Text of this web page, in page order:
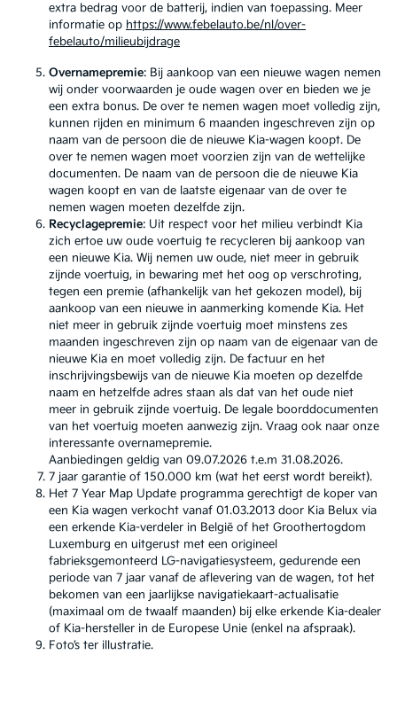
extra bedrag voor de batterij, indien van toepassing. Meer
informatie op https://www.febelauto.be/nl/over-
febelauto/milieubijdrage
Overnamepremie: Bij aankoop van een nieuwe wagen nemen
wij onder voorwaarden je oude wagen over en bieden we je
een extra bonus. De over te nemen wagen moet volledig zijn,
kunnen rijden en minimum 6 maanden ingeschreven zijn op
naam van de persoon die de nieuwe Kia-wagen koopt. De
over te nemen wagen moet voorzien zijn van de wettelijke
documenten. De naam van de persoon die de nieuwe Kia
wagen koopt en van de laatste eigenaar van de over te
nemen wagen moeten dezelfde zijn.
Recyclagepremie: Uit respect voor het milieu verbindt Kia
zich ertoe uw oude voertuig te recycleren bij aankoop van
een nieuwe Kia. Wij nemen uw oude, niet meer in gebruik
zijnde voertuig, in bewaring met het oog op verschroting,
tegen een premie (afhankelijk van het gekozen model), bij
aankoop van een nieuwe in aanmerking komende Kia. Het
niet meer in gebruik zijnde voertuig moet minstens zes
maanden ingeschreven zijn op naam van de eigenaar van de
nieuwe Kia en moet volledig zijn. De factuur en het
inschrijvingsbewijs van de nieuwe Kia moeten op dezelfde
naam en hetzelfde adres staan als dat van het oude niet
meer in gebruik zijnde voertuig. De legale boorddocumenten
van het voertuig moeten aanwezig zijn. Vraag ook naar onze
interessante overnamepremie.
Aanbiedingen geldig van 09.07.2026 t.e.m 31.08.2026.
7 jaar garantie of 150.000 km (wat het eerst wordt bereikt).
Het 7 Year Map Update programma gerechtigt de koper van
een Kia wagen verkocht vanaf 01.03.2013 door Kia Belux via
een erkende Kia-verdeler in België of het Groothertogdom
Luxemburg en uitgerust met een origineel
fabrieksgemonteerd LG-navigatiesysteem, gedurende een
periode van 7 jaar vanaf de aflevering van de wagen, tot het
bekomen van een jaarlijkse navigatiekaart-actualisatie
(maximaal om de twaalf maanden) bij elke erkende Kia-dealer
of Kia-hersteller in de Europese Unie (enkel na afspraak).
Foto’s ter illustratie.